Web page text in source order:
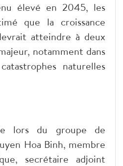
élevé en 2045, les
que la croissance
atteindre à deux
notamment dans
naturelles
lors du groupe de
Hoa Binh, membre
secrétaire adjoint